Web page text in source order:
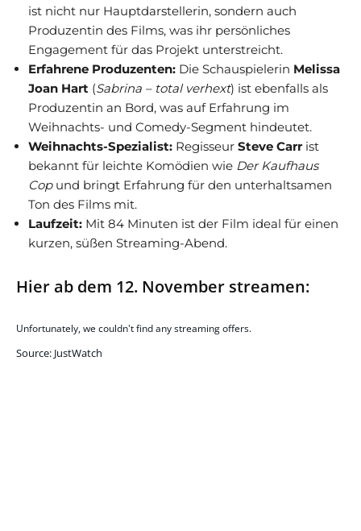
ist nicht nur Hauptdarstellerin, sondern auch
Produzentin des Films, was ihr persönliches
Engagement für das Projekt unterstreicht.
Erfahrene Produzenten: Die Schauspielerin Melissa
Joan Hart (Sabrina – total verhext) ist ebenfalls als
Produzentin an Bord, was auf Erfahrung im
Weihnachts- und Comedy-Segment hindeutet.
Weihnachts-Spezialist: Regisseur Steve Carr ist
bekannt für leichte Komödien wie Der Kaufhaus
Copund bringt Erfahrung für den unterhaltsamen
Ton des Films mit.
Laufzeit: Mit 84 Minuten ist der Film ideal für einen
kurzen, süßen Streaming-Abend.
Hier ab dem 12. November streamen:
Unfortunately, we couldn't find any streaming offers.
Source: JustWatch